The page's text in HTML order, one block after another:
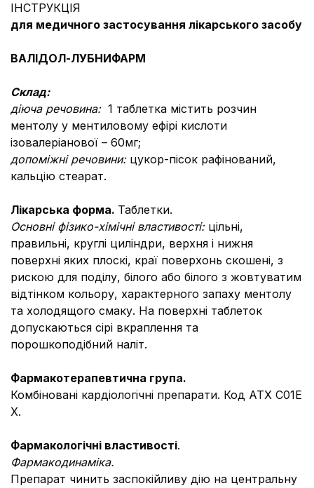
ІНСТРУКЦІЯ
для медичного застосування лікарського засобу
ВАЛІДОЛ-ЛУБНИФАРМ
Склад:
діюча речовина: 1 таблетка містить розчин
ментолу у ментиловому ефірі кислоти
ізовалеріанової – 60мг;
допоміжні речовини: цукор-пісок рафінований,
кальцію стеарат.
Лікарська форма. Таблетки.
Основні фізико-хімічні властивості: цільні,
правильні, круглі циліндри, верхня і нижня
поверхні яких плоскі, краї поверхонь скошені, з
рискою для поділу, білого або білого з жовтуватим
відтінком кольору, характерного запаху ментолу
та холодящого смаку. На поверхні таблеток
допускаються сірі вкраплення та
порошкоподібний наліт.
Фармакотерапевтична група.
Комбіновані кардіологічні препарати. Код АТХ С01Е
Х.
Фармакологічні властивості.
Фармакодинаміка.
Препарат чинить заспокійливу дію на центральну